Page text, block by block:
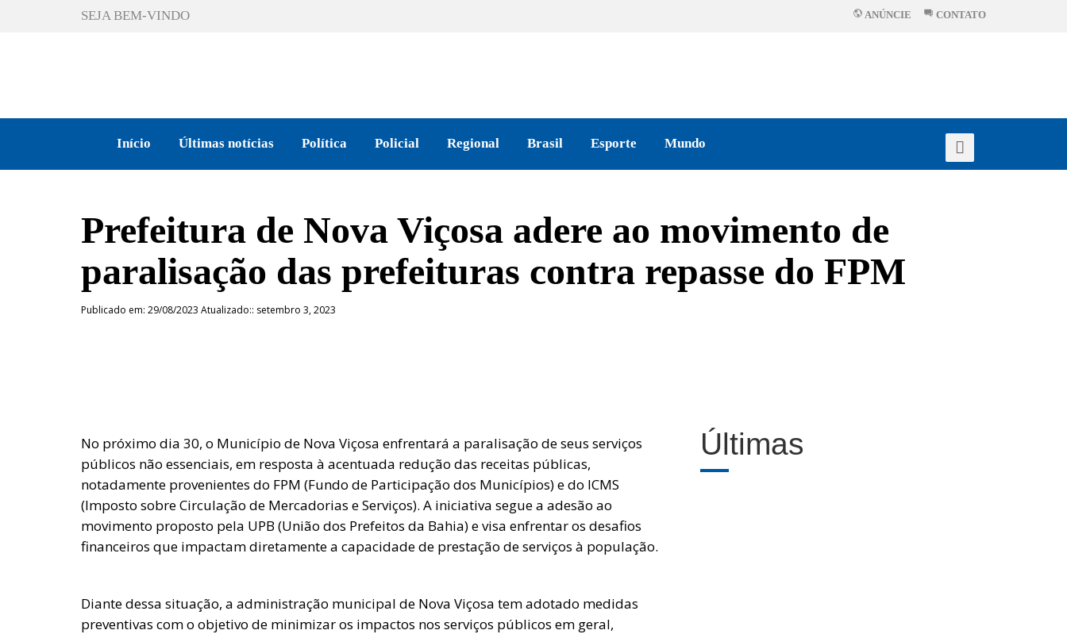
SEJA BEM-VINDO ANÚNCIE CONTATO
Início Últimas notícias Política Policial Regional Brasil Esporte Mundo
Prefeitura de Nova Viçosa adere ao movimento de
paralisação das prefeituras contra repasse do FPM
Publicado em: 29/08/2023 Atualizado:: setembro 3, 2023
No próximo dia 30, o Município de Nova Viçosa enfrentará a paralisação de seus serviços
públicos não essenciais, em resposta à acentuada redução das receitas públicas,
notadamente provenientes do FPM (Fundo de Participação dos Municípios) e do ICMS
(Imposto sobre Circulação de Mercadorias e Serviços). A iniciativa segue a adesão ao
movimento proposto pela UPB (União dos Prefeitos da Bahia) e visa enfrentar os desafios
financeiros que impactam diretamente a capacidade de prestação de serviços à população.
Diante dessa situação, a administração municipal de Nova Viçosa tem adotado medidas
preventivas com o objetivo de minimizar os impactos nos serviços públicos em geral,
Últimas